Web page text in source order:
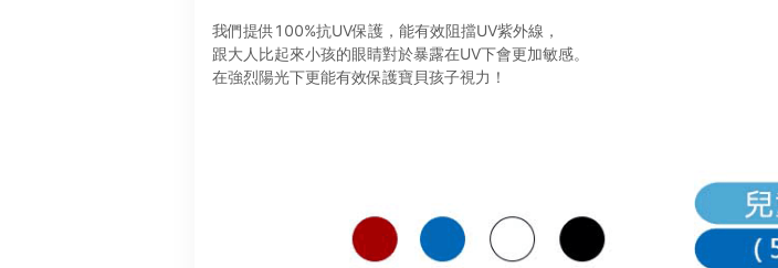
我們提供100%抗UV保護，能有效阻擋UV紫外線，
跟大人比起來小孩的眼睛對於暴露在UV下會更加敏感。
在強烈陽光下更能有效保護寶貝孩子視力！